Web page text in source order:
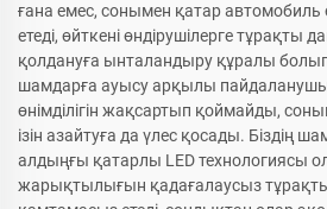
ғана емес, сонымен қатар автомобиль
етеді, өйткені өндірушілерге тұрақты
қолдануға ынталандыру құралы
шамдарға ауысу арқылы
өнімділігін жақсартып қоймайды,
ізін азайтуға да үлес қосады. Біздің
алдыңғы қатарлы LED технологиясы
жарықтылығын қадағалаусыз тұрақты